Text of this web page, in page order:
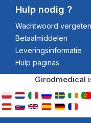
Hulp nodig ?
Wachtwoord vergeten
Betaalmiddelen
Leveringsinformatie
Hulp paginas
Girodmedical